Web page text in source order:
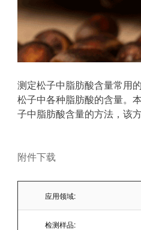
测定松子中脂肪酸含量常用
松子中各种脂肪酸的含量。
子中脂肪酸含量的方法，该
附件下载
应用领域:
检测样品: